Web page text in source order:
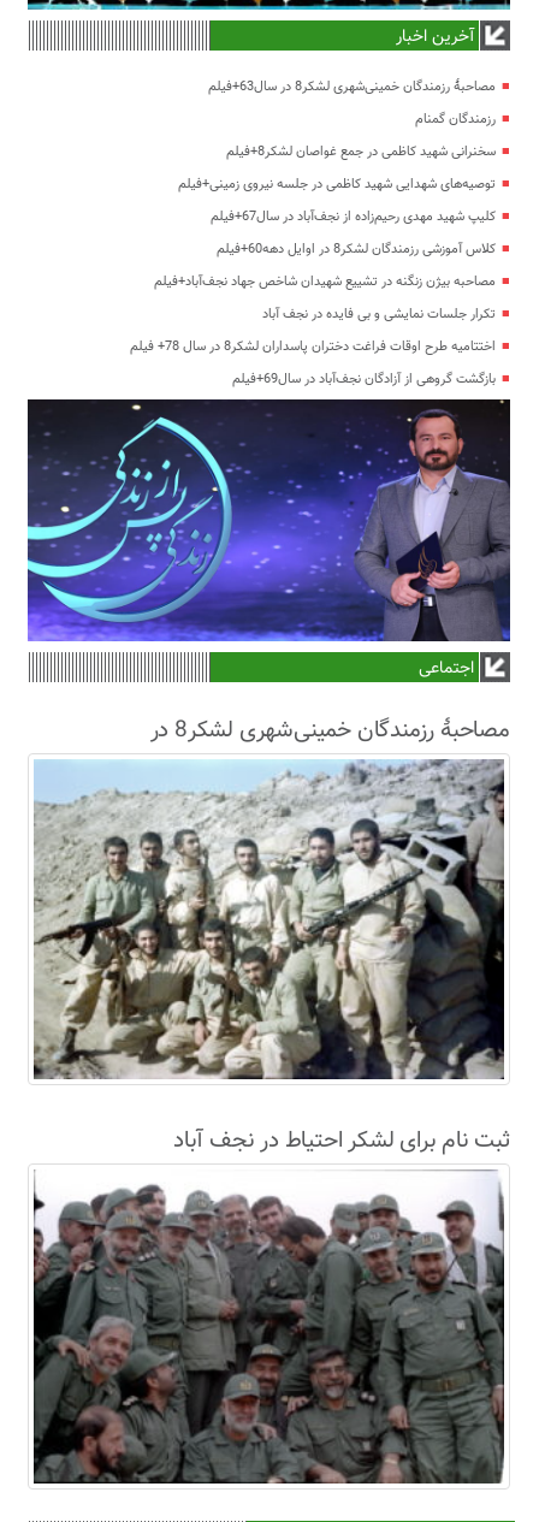
آخرین اخبار
مصاحبۀ رزمندگان خمینی‌شهری لشکر8 در سال63+فیلم
رزمندگان گمنام
سخنرانی شهید کاظمی در جمع غواصان لشکر8+فیلم
توصیه‌های شهدایی شهید کاظمی در جلسه نیروی زمینی+فیلم
کلیپ شهید مهدی رحیم‌زاده از نجف‌آباد در سال67+فیلم
کلاس آموزشی رزمندگان لشکر8 در اوایل دهه60+فیلم
مصاحبه بیژن زنگنه در تشییع شهیدان شاخص جهاد نجف‌آباد+فیلم
تکرار جلسات نمایشی و بی فایده در نجف آباد
اختتامیه طرح اوقات فراغت دختران پاسداران لشکر8 در سال 78+ فیلم
بازگشت گروهی از آزادگان نجف‌آباد در سال69+فیلم
اجتماعی
مصاحبۀ رزمندگان خمینی‌شهری لشکر8 در
سال63+فیلم
ثبت نام برای لشکر احتیاط در نجف آباد